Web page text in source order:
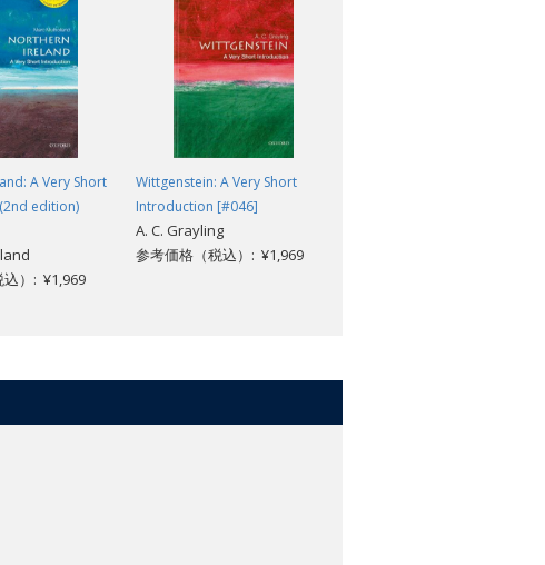
A Very Short
edition)
）: ¥1,969
Wittgenstein: A Very Short
Introduction [#046]
A. C. Grayling
参考価格（税込）: ¥1,969